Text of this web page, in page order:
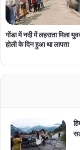
गोंडा में नदी में लहराता मिला
होली के दिन हुआ था लापता